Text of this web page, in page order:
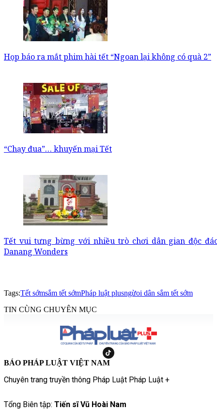
Họp báo ra mắt phim hài tết “Ngoan lại không có quà 2”
“Chạy đua”… khuyến mại Tết
Tết vui tưng bừng với nhiều trò chơi dân gian độc
Danang Wonders
Tags:Tết sớmsắm tết sớmPháp luật plusngừoi dân sắm tết sớm
TIN CÙNG CHUYÊN MỤC
BÁO PHÁP LUẬT VIỆT NAM
Chuyên trang truyền thông Pháp Luật Pháp Luật +
Tổng Biên tập: Tiến sĩ Vũ Hoài Nam